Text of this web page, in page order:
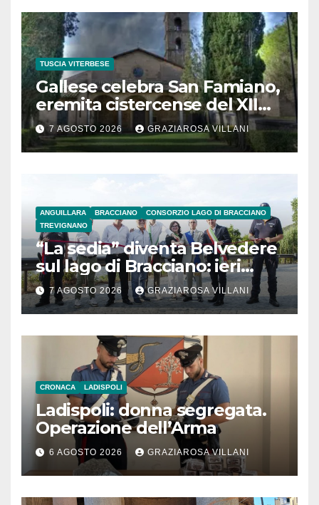
TUSCIA VITERBESE
Gallese celebra San Famiano,
eremita cistercense del XII
secolo
7 AGOSTO 2026 GRAZIAROSA VILLANI
ANGUILLARA BRACCIANO
CONSORZIO LAGO DI BRACCIANO
TREVIGNANO
“La sedia” diventa Belvedere
sul lago di Bracciano: ieri
l’inaugurazione
7 AGOSTO 2026 GRAZIAROSA VILLANI
CRONACA LADISPOLI
Ladispoli: donna segregata.
Operazione dell’Arma
6 AGOSTO 2026 GRAZIAROSA VILLANI